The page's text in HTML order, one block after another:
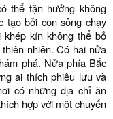
thể tận hưởng không
tạo bởi con sông chạy
kín không thể bỏ
nhiên. Có hai nửa
phá. Nửa phía Bắc
ai thích phiêu lưu và
có những địa chỉ ăn
hợp với một chuyến